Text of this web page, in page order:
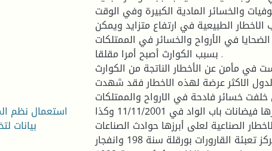
استعمال نظم
بيانات
والخسائر المادية الكبيرة وفي الوقت
الطبيعية في ارتفاع متزايد ويمكن
في الأرواح والخسائر في الممتلكات
بسبب الكوارث أصبح أمرا مقلقا .
في مأمن عن الأخطار الناتجة من الكوارث
الاكثر عرضة لهذه الاخطار فقد شهدت
خلفت خسائر فادحة في الارواح والممتلكات
لاسيما في السنوات الاخيرة وأبرزها فيضانات باب الواد في 11/11/2001 وكذا
الصناعية لعلى أبرزها حوادث الصناعات
البتروكيماوية والطاقعة كانفجار مركز تعبئة القارورات بورقلة سنة 198 وانفجار